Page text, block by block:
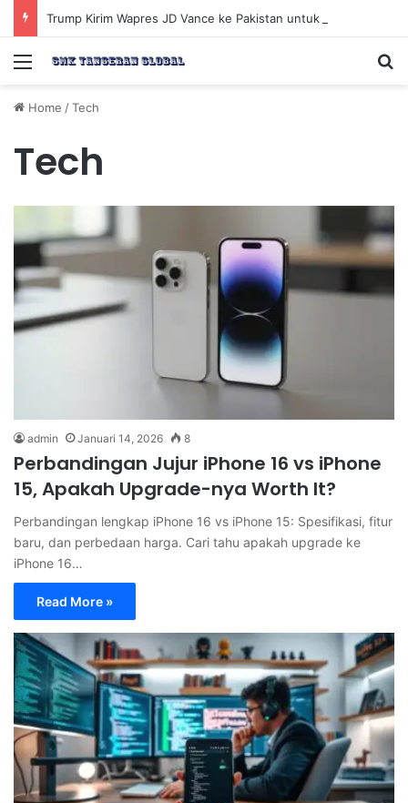
Menu
Home /Tech
Tech
admin Januari 14, 2026 8
Perbandingan Jujur iPhone 16 vs iPhone
15, Apakah Upgrade-nya Worth It?
Perbandingan lengkap iPhone 16 vs iPhone 15: Spesifikasi, fitur
baru, dan perbedaan harga. Cari tahu apakah upgrade ke
iPhone 16…
Read More »